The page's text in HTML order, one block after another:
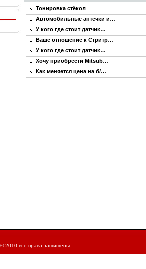
Тонировка стёкол
Автомобильные аптечки и…
У кого где стоит датчик…
Ваше отношение к Стритр…
У кого где стоит датчик…
Хочу приобрести Mitsub…
Как меняется цена на б/…
© 2010 все права защищены